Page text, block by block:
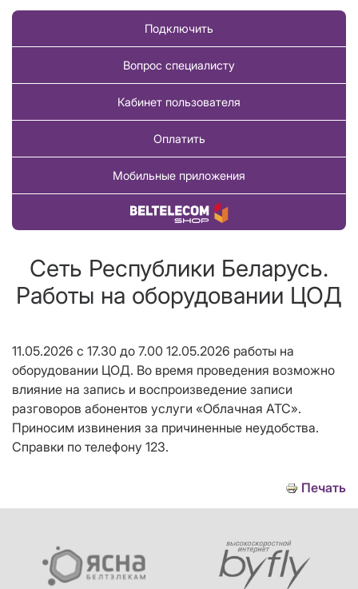
Подключить
Вопрос специалисту
Кабинет пользователя
Оплатить
Мобильные приложения
Купить товар
Сеть Республики Беларусь.
Работы на оборудовании ЦОД
11.05.2026 с 17.30 до 7.00 12.05.2026 работы на
оборудовании ЦОД. Во время проведения возможно
влияние на запись и воспроизведение записи
разговоров абонентов услуги «Облачная АТС».
Приносим извинения за причиненные неудобства.
Справки по телефону 123.
Печать